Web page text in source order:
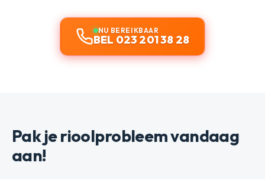
NU BEREIKBAAR
BEL 023 201 38 28
Pak je rioolprobleem vandaag
aan!